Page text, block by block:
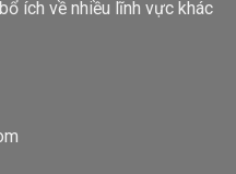
ích về nhiều lĩnh vực khác